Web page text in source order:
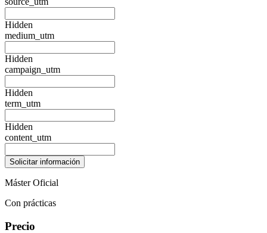
Hidden
medium_utm
Hidden
campaign_utm
Hidden
term_utm
Hidden
content_utm
Máster Oficial
Con prácticas
Precio